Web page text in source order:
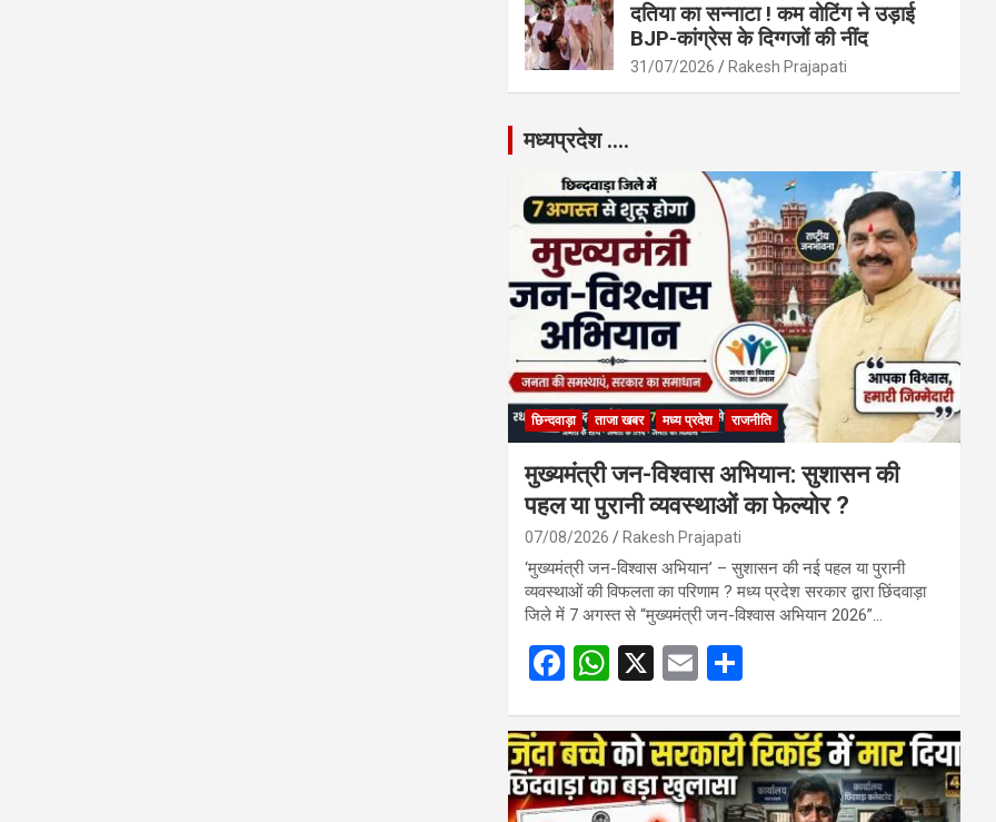
दतिया का सन्नाटा ! कम वोटिंग ने उड़ाई
BJP-कांग्रेस के दिग्गजों की नींद
31/07/2026 Rakesh Prajapati
मध्यप्रदेश ….
छिन्दवाड़ा ताजा खबर मध्य प्रदेश राजनीति
मुख्यमंत्री जन-विश्वास अभियान: सुशासन की
पहल या पुरानी व्यवस्थाओं का फेल्योर ?
07/08/2026 Rakesh Prajapati
‘मुख्यमंत्री जन-विश्वास अभियान’ – सुशासन की नई पहल या पुरानी
व्यवस्थाओं की विफलता का परिणाम ? मध्य प्रदेश सरकार द्वारा छिंदवाड़ा
जिले में 7 अगस्त से “मुख्यमंत्री जन-विश्वास अभियान 2026”…
F
ce
b
o
W
at
s
A
X
E
ail ar
e